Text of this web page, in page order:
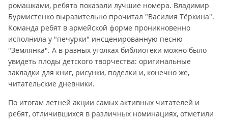
ромашками, ребята показали лучшие номера. Владимир
Бурмистенко выразительно прочитал "Василия Тёркина".
Команда ребят в армейской форме проникновенно
исполнила у "печурки" инсценированную песню
"Землянка". А в разных уголках библиотеки можно было
увидеть плоды детского творчества: оригинальные
закладки для книг, рисунки, поделки и, конечно же,
читательские дневники.
По итогам летней акции самых активных читателей и
ребят, отличившихся в различных номинациях, отметили